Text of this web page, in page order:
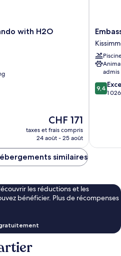
with H2O
Le
nouveau
prix
de
CHF 171
taxes et frais compris
24 août - 25 août
Suites
By
Hilton
Orlando
Sunset
Walk
admis
9.4
sur
9,4
1
similaires
les réductions et les
bénéficier. Plus de récompenses
gratuitement